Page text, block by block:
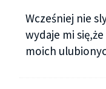
Wcześniej nie
wydaje mi
moich